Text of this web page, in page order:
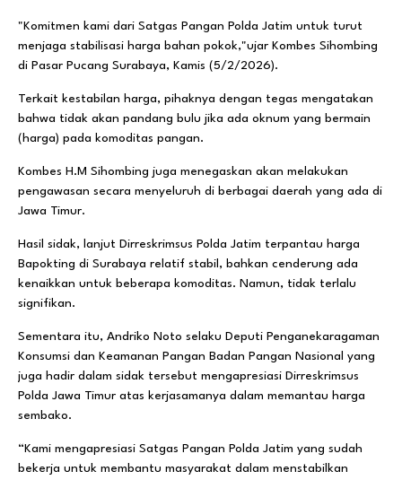
"Komitmen kami dari Satgas Pangan Polda Jatim untuk turut
menjaga stabilisasi harga bahan pokok,"ujar Kombes Sihombing
di Pasar Pucang Surabaya, Kamis (5/2/2026).
Terkait kestabilan harga, pihaknya dengan tegas mengatakan
bahwa tidak akan pandang bulu jika ada oknum yang bermain
(harga) pada komoditas pangan.
Kombes H.M Sihombing juga menegaskan akan melakukan
pengawasan secara menyeluruh di berbagai daerah yang ada di
Jawa Timur.
Hasil sidak, lanjut Dirreskrimsus Polda Jatim terpantau harga
Bapokting di Surabaya relatif stabil, bahkan cenderung ada
kenaikkan untuk beberapa komoditas. Namun, tidak terlalu
signifikan.
Sementara itu, Andriko Noto selaku Deputi Penganekaragaman
Konsumsi dan Keamanan Pangan Badan Pangan Nasional yang
juga hadir dalam sidak tersebut mengapresiasi Dirreskrimsus
Polda Jawa Timur atas kerjasamanya dalam memantau harga
sembako.
“Kami mengapresiasi Satgas Pangan Polda Jatim yang sudah
bekerja untuk membantu masyarakat dalam menstabilkan